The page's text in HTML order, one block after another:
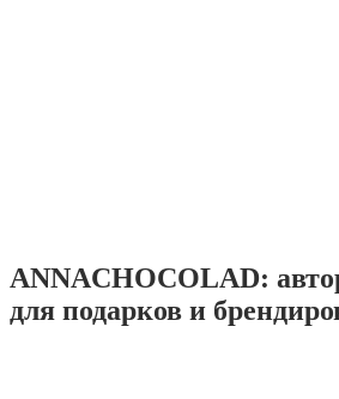
ANNACHOCOLAD:
для подарков и